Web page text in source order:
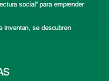
social” para emprender
inventan, se descubren